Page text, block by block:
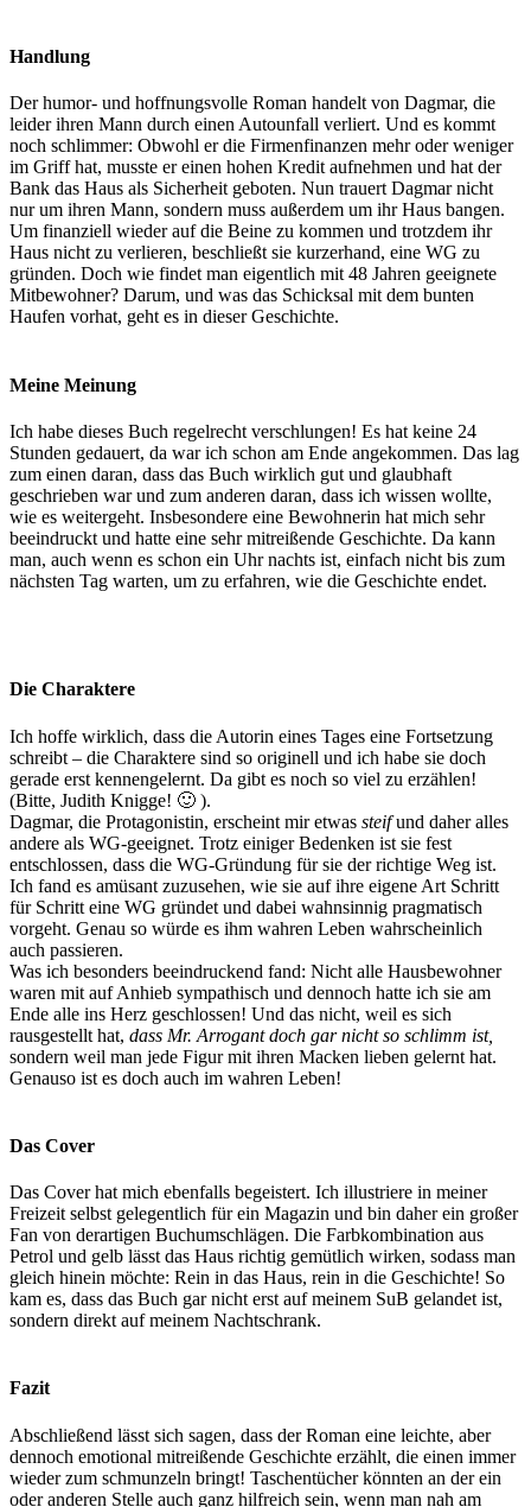
Handlung
Der humor- und hoffnungsvolle Roman handelt von Dagmar, die
leider ihren Mann durch einen Autounfall verliert. Und es kommt
noch schlimmer: Obwohl er die Firmenfinanzen mehr oder weniger
im Griff hat, musste er einen hohen Kredit aufnehmen und hat der
Bank das Haus als Sicherheit geboten. Nun trauert Dagmar nicht
nur um ihren Mann, sondern muss außerdem um ihr Haus bangen.
Um finanziell wieder auf die Beine zu kommen und trotzdem ihr
Haus nicht zu verlieren, beschließt sie kurzerhand, eine WG zu
gründen. Doch wie findet man eigentlich mit 48 Jahren geeignete
Mitbewohner? Darum, und was das Schicksal mit dem bunten
Haufen vorhat, geht es in dieser Geschichte.
Meine Meinung
Ich habe dieses Buch regelrecht verschlungen! Es hat keine 24
Stunden gedauert, da war ich schon am Ende angekommen. Das lag
zum einen daran, dass das Buch wirklich gut und glaubhaft
geschrieben war und zum anderen daran, dass ich wissen wollte,
wie es weitergeht. Insbesondere eine Bewohnerin hat mich sehr
beeindruckt und hatte eine sehr mitreißende Geschichte. Da kann
man, auch wenn es schon ein Uhr nachts ist, einfach nicht bis zum
nächsten Tag warten, um zu erfahren, wie die Geschichte endet.
Die Charaktere
Ich hoffe wirklich, dass die Autorin eines Tages eine Fortsetzung
schreibt – die Charaktere sind so originell und ich habe sie doch
gerade erst kennengelernt. Da gibt es noch so viel zu erzählen!
(Bitte, Judith Knigge! 🙂 ).
Dagmar, die Protagonistin, erscheint mir etwas steifund daher alles
andere als WG-geeignet. Trotz einiger Bedenken ist sie fest
entschlossen, dass die WG-Gründung für sie der richtige Weg ist.
Ich fand es amüsant zuzusehen, wie sie auf ihre eigene Art Schritt
für Schritt eine WG gründet und dabei wahnsinnig pragmatisch
vorgeht. Genau so würde es ihm wahren Leben wahrscheinlich
auch passieren.
Was ich besonders beeindruckend fand: Nicht alle Hausbewohner
waren mit auf Anhieb sympathisch und dennoch hatte ich sie am
Ende alle ins Herz geschlossen! Und das nicht, weil es sich
rausgestellt hat, dass Mr. Arrogant doch gar nicht so schlimm ist,
sondern weil man jede Figur mit ihren Macken lieben gelernt hat.
Genauso ist es doch auch im wahren Leben!
Das Cover
Das Cover hat mich ebenfalls begeistert. Ich illustriere in meiner
Freizeit selbst gelegentlich für ein Magazin und bin daher ein großer
Fan von derartigen Buchumschlägen. Die Farbkombination aus
Petrol und gelb lässt das Haus richtig gemütlich wirken, sodass man
gleich hinein möchte: Rein in das Haus, rein in die Geschichte! So
kam es, dass das Buch gar nicht erst auf meinem SuB gelandet ist,
sondern direkt auf meinem Nachtschrank.
Fazit
Abschließend lässt sich sagen, dass der Roman eine leichte, aber
dennoch emotional mitreißende Geschichte erzählt, die einen immer
wieder zum schmunzeln bringt! Taschentücher könnten an der ein
oder anderen Stelle auch ganz hilfreich sein, wenn man nah am